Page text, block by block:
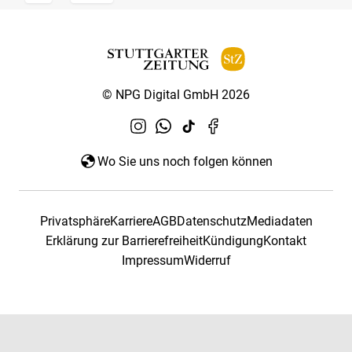
© NPG Digital GmbH 2026
Wo Sie uns noch folgen können
PrivatsphäreKarriereAGBDatenschutzMediadaten
Erklärung zur BarrierefreiheitKündigungKontakt
ImpressumWiderruf